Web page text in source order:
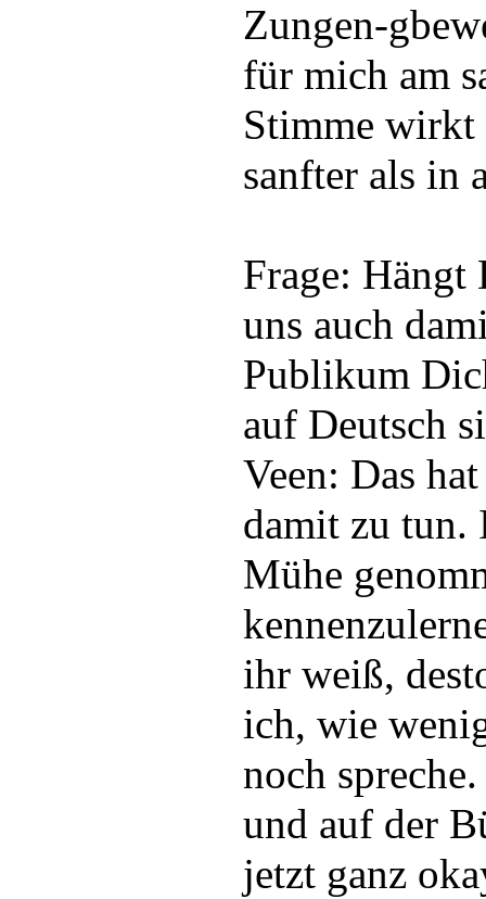
Zungen-
für mich am
Stimme wirkt
sanfter als in
Frage:
uns auch
Publikum
auf Deutsch
Veen: Das
damit zu tun.
Mühe
ihr weiß,
ich, wie
noch
und auf der
jetzt ganz